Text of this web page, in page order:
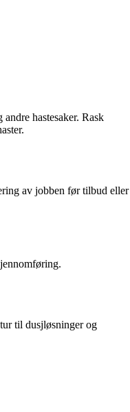
hastesaker. Rask
av jobben før tilbud eller
til dusjløsninger og